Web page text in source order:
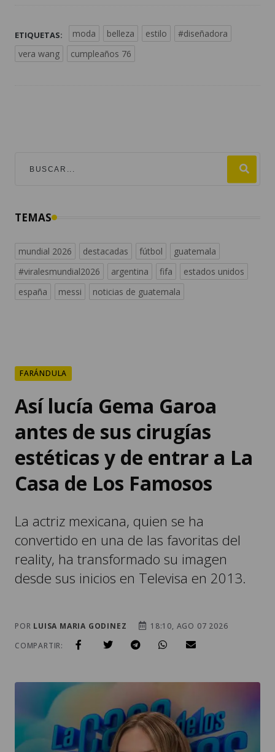
ETIQUETAS: moda belleza estilo
#diseñadora
vera wang
cumpleaños 76
TEMAS
mundial 2026 destacadas fútbol
guatemala
#viralesmundial2026
argentina fifa
estados unidos
españa
messi noticias de guatemala
FARÁNDULA
Así lucía Gema Garoa
antes de sus cirugías
estéticas y de entrar a La
Casa de Los Famosos
La actriz mexicana, quien se ha
convertido en una de las favoritas del
reality, ha transformado su imagen
desde sus inicios en Televisa en 2013.
POR LUISA MARIA GODINEZ
18:10, AGO 07 2026
COMPARTIR: